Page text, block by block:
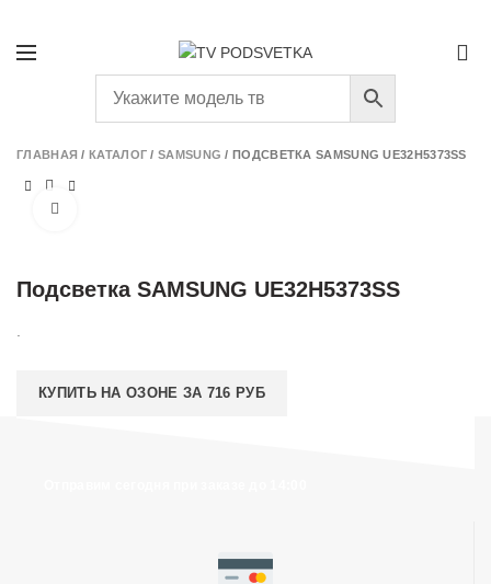
ГЛАВНАЯ /КАТАЛОГ /SAMSUNG /ПОДСВЕТКА SAMSUNG UE32H5373SS
Подсветка SAMSUNG UE32H5373SS
КУПИТЬ НА ОЗОНЕ ЗА 716 РУБ